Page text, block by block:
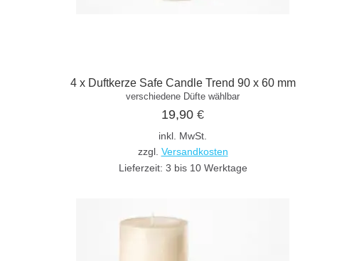
4 x Duftkerze Safe Candle Trend 90 x 60 mm
verschiedene Düfte wählbar
19,90 €
inkl. MwSt.
zzgl. Versandkosten
Lieferzeit: 3 bis 10 Werktage